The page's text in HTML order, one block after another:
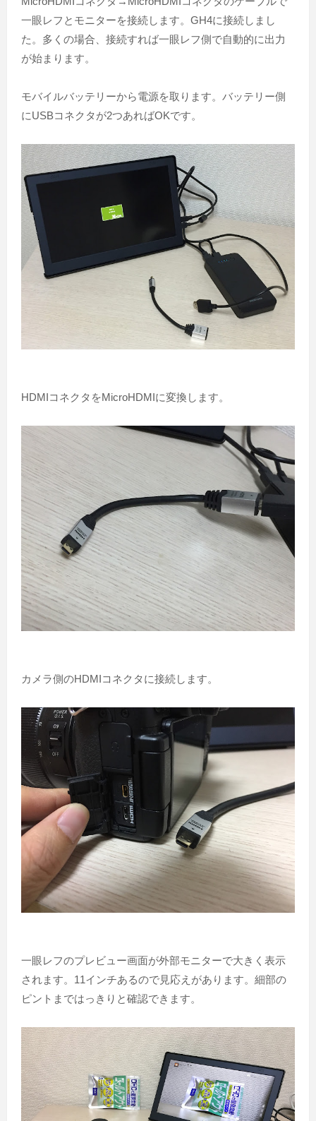
一眼レフとモニターを接続します。GH4に接続しまし
た。多くの場合、接続すれば一眼レフ側で自動的に出力
が始まります。
モバイルバッテリーから電源を取ります。バッテリー側
にUSBコネクタが2つあればOKです。
HDMIコネクタをMicroHDMIに変換します。
カメラ側のHDMIコネクタに接続します。
一眼レフのプレビュー画面が外部モニターで大きく表示
されます。11インチあるので見応えがあります。細部の
ピントまではっきりと確認できます。